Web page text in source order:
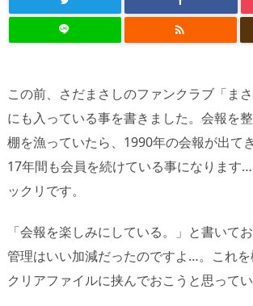

この前、さだまさしのファンクラブ「まさ
にも入っている事を書きました。会報を
棚を漁っていたら、1990年の会報が出て
17年間も会員を続けている事になります
ックリです。
「会報を楽しみにしている。」と書いて
管理はいい加減だったのですよ…。これ
クリアファイルに挟んでおこうと思ってい